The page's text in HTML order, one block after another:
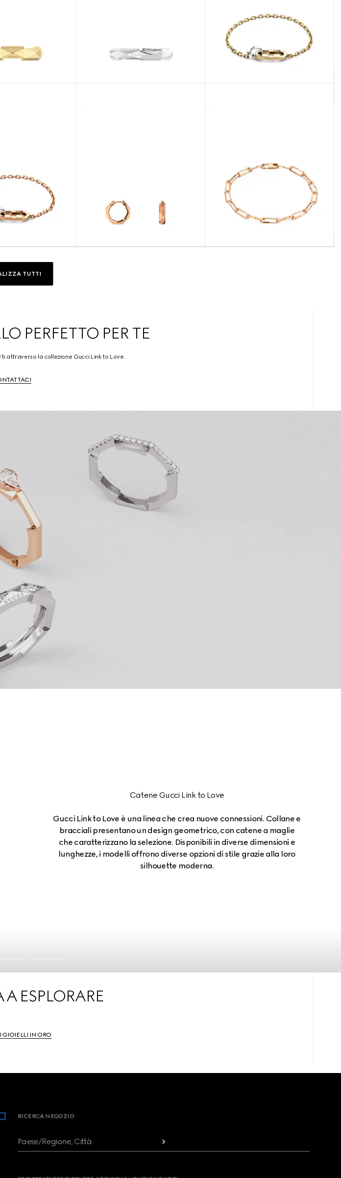
TUTTI
PERFETTO PER TE
attraverso la collezione Gucci Link to Love.
Catene Gucci Link to Love
Gucci Link to Love è una linea che crea nuove connessioni. Collane e
bracciali presentano un design geometrico, con catene a maglie
che caratterizzano la selezione. Disponibili in diverse dimensioni e
lunghezze, i modelli offrono diverse opzioni di stile grazie alla loro
silhouette moderna.
ESPLORARE
GIOIELLI IN ORO
RICERCA NEGOZIO
Paese/Regione, Città